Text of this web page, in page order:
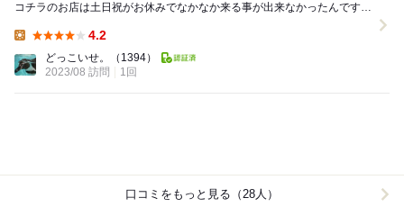
コチラのお店は土日祝がお休みでなかなか来る事が出来なかったんですが
4.2
どっこいせ。
（1394）
2023/08 訪問
1回
口コミをもっと見る（28人）